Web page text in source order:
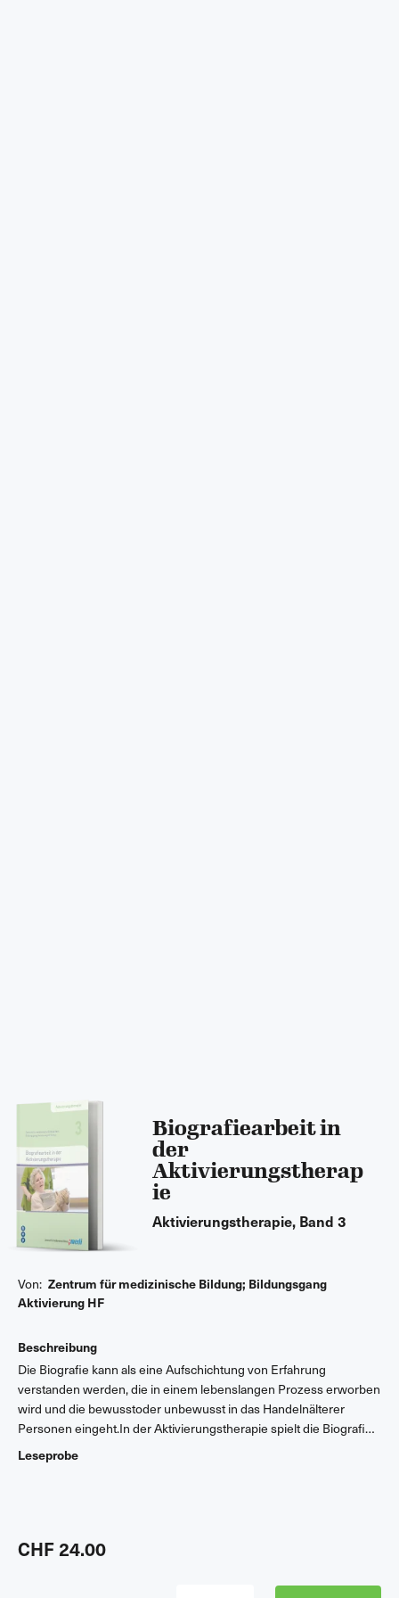
Biografiearbeit in
der
Aktivierungstherap
ie
Aktivierungstherapie, Band 3
Von: Zentrum für medizinische Bildung; Bildungsgang
Aktivierung HF
Beschreibung
Die Biografie kann als eine Aufschichtung von Erfahrung
verstanden werden, die in einem lebenslangen Prozess erworben
wird und die bewusstoder unbewusst in das Handelnälterer
Personen eingeht.In der Aktivierungstherapie spielt die Biografie
eine wichtige Rolle, diealten Menschen und ihre
Lebensgeschichten werden dabei ins Zentrum gestellt. In vier
Arbeitenerschlossen. Wichtige Abgrenzungen zwischen
biografieorientiertem Arbeiten werdenklar aufgezeigt. Anhand des
Leseprobe
CHF 24.00